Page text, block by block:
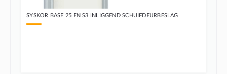
SYSKOR BASE 25 EN S3 INLIGGEND SCHUIFDEURBESLAG